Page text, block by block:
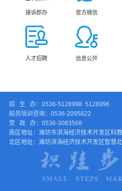
接诉即办 官方微信
人才招聘 信息公开
招 生 办：0536-5128998 5128996
船员培训咨询：0536-2095822
党 政 办：0536-3083568
南区地址：潍坊市滨海经济技术开发区科
北区地址：潍坊滨海经济技术开发区智慧